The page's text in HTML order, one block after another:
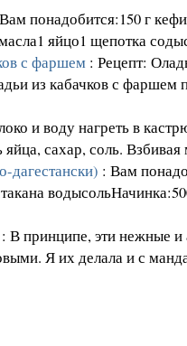
понадобится:150 г
яйцо1 щепотка
с фаршем : Рецепт:
из кабачков с фаршем
и воду нагреть в
сахар, соль. Взбивая
дагестански) : Вам
: В принципе, эти нежные
Я их делала и с